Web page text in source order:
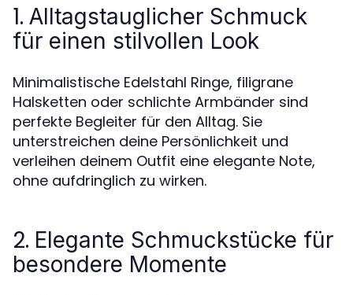
1. Alltagstauglicher Schmuck
für einen stilvollen Look
Minimalistische Edelstahl Ringe, filigrane
Halsketten oder schlichte Armbänder sind
perfekte Begleiter für den Alltag. Sie
unterstreichen deine Persönlichkeit und
verleihen deinem Outfit eine elegante Note,
ohne aufdringlich zu wirken.
2. Elegante Schmuckstücke für
besondere Momente